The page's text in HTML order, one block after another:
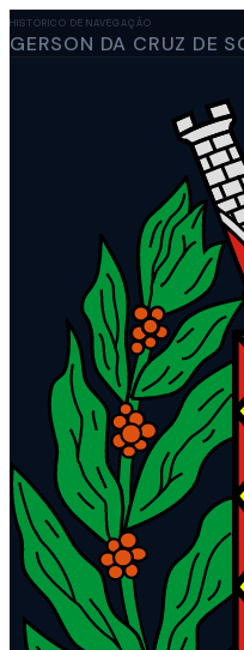
HISTÓRICO DE NAVEGAÇÃO
GERSON DA CRUZ DE